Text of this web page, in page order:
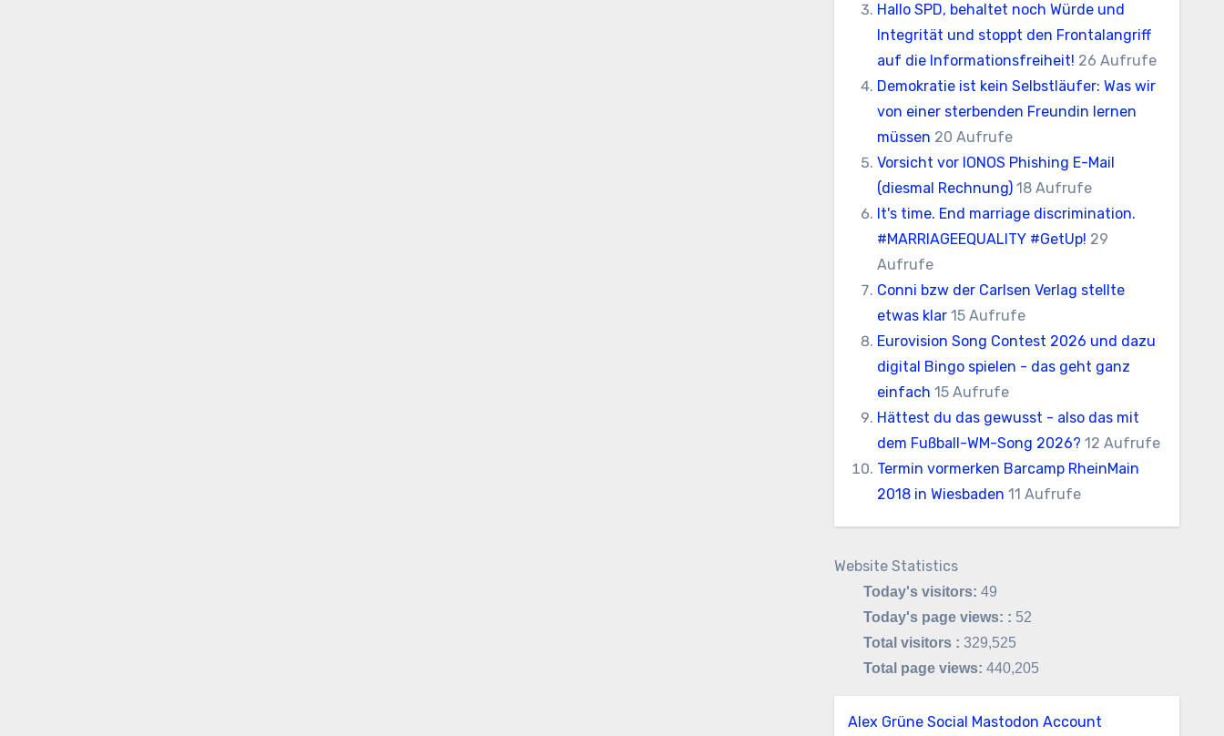
Hallo SPD, behaltet noch Würde und
Integrität und stoppt den Frontalangriff
auf die Informationsfreiheit! 26 Aufrufe
Demokratie ist kein Selbstläufer: Was wir
von einer sterbenden Freundin lernen
müssen 20 Aufrufe
Vorsicht vor IONOS Phishing E-Mail
(diesmal Rechnung) 18 Aufrufe
It's time. End marriage discrimination.
#MARRIAGEEQUALITY #GetUp! 29
Aufrufe
Conni bzw der Carlsen Verlag stellte
etwas klar 15 Aufrufe
Eurovision Song Contest 2026 und dazu
digital Bingo spielen - das geht ganz
einfach 15 Aufrufe
Hättest du das gewusst - also das mit
dem Fußball-WM-Song 2026? 12 Aufrufe
Termin vormerken Barcamp RheinMain
2018 in Wiesbaden 11 Aufrufe
Website Statistics
Today's visitors: 49
Today's page views: : 52
Total visitors : 329,525
Total page views: 440,205
Alex Grüne Social Mastodon Account